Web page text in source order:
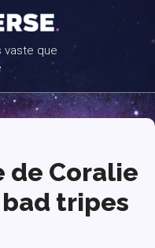
vaste que
de Coralie
bad tripes